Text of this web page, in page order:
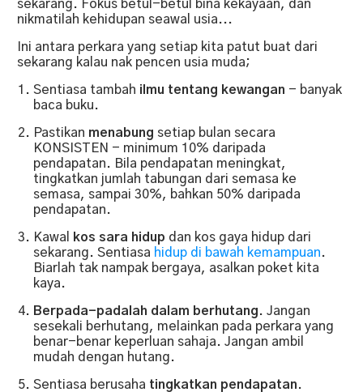
sekarang. Fokus betul-betul bina kekayaan, dan
nikmatilah kehidupan seawal usia...
Ini antara perkara yang setiap kita patut buat dari
sekarang kalau nak pencen usia muda;
Sentiasa tambah i lmu tentang kewangan - banyak
baca buku.
Pastikan menabung setiap bulan secara
KONSISTEN - minimum 10% daripada
pendapatan. Bila pendapatan meningkat,
tingkatkan jumlah tabungan dari semasa ke
semasa, sampai 30%, bahkan 50% daripada
pendapatan.
Kawal kos sara hidup dan kos gaya hidup dari
sekarang. Sentiasa hidup di bawah kemampuan.
Biarlah tak nampak bergaya, asalkan poket kita
kaya.
Berpada-padalah dalam berhutang. Jangan
sesekali berhutang, melainkan pada perkara yang
benar-benar keperluan sahaja. Jangan ambil
mudah dengan hutang.
Sentiasa berusaha tingkatkan pendapatan.